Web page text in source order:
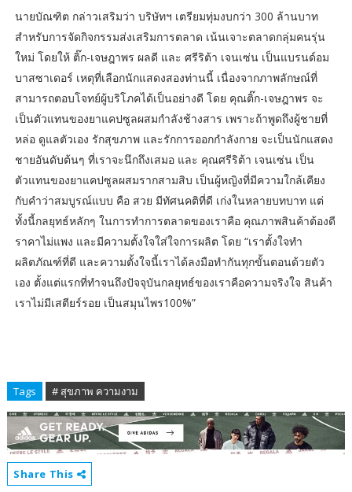
นายบัณฑิต กล่าวเสริมว่า บริษัทฯ เตรียมทุ่มงบกว่า 300 ล้านบาท
สำหรับการจัดกิจกรรมส่งเสริมการตลาด เน้นเจาะตลาดกลุ่มคนรุ่น
ใหม่ โดยให้ ติ๊ก-เจษฎาพร ผลดี และ ศรีริต้า เจนเซ่น เป็นแบรนด์อม
บาสซาเดอร์ เหตุที่เลือกนักแสดงสองท่านนี้ เนื่องจากภาพลักษณ์ที่
สามารถตอบโจทย์ผู้บริโภคได้เป็นอย่างดี โดย คุณติ๊ก-เจษฎาพร จะ
เป็นตัวแทนของยาแคปซูลผสมกำลังช้างสาร เพราะถ้าพูดถึงผู้ชายที่
หล่อ ดูแลตัวเอง รักสุขภาพ และรักการออกกำลังกาย จะเป็นนักแสดง
ชายอันดับต้นๆ ที่เราจะนึกถึงเสมอ และ คุณศรีริต้า เจนเซ่น เป็น
ตัวแทนของยาแคปซูลผสมรากสามสิบ เป็นผู้หญิงที่มีความใกล้เคียง
กับคำว่าสมบูรณ์แบบ คือ สวย มีทัศนคติที่ดี เก่งในหลายบทบาท แต่
ทั้งนี้กลยุทธ์หลักๆ ในการทำการตลาดของเราคือ คุณภาพสินค้าต้องดี
ราคาไม่แพง และมีความตั้งใจใส่ใจการผลิต โดย “เราตั้งใจทำ
ผลิตภัณฑ์ที่ดี และความตั้งใจนี้เราได้ลงมือทำกันทุกขั้นตอนด้วยตัว
เอง ตั้งแต่แรกที่ทำจนถึงปัจจุบันกลยุทธ์ของเราคือความจริงใจ สินค้า
เราไม่มีเสตียร์รอย เป็นสมุนไพร100%”
Tags # สุขภาพ ความงาม
Share This